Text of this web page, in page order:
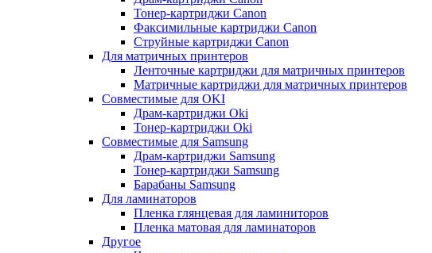
Тонер-картриджи Canon
Факсимильные картриджи Canon
Струйные картриджи Canon
Для матричных принтеров
Ленточные картриджи для матричных принтеров
Матричные картриджи для матричных принтеров
Совместимые для OKI
Драм-картриджи Oki
Тонер-картриджи Oki
Совместимые для Samsung
Драм-картриджи Samsung
Тонер-картриджи Samsung
Барабаны Samsung
Для ламинаторов
Пленка глянцевая для ламиниторов
Пленка матовая для ламинаторов
Другое